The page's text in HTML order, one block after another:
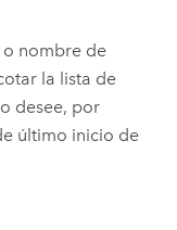
nombre de
la lista de
desee, por
último inicio de